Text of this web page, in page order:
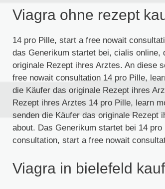
Viagra ohne rezept
14 pro Pille, start a free nowait
das Generikum startet bei, cialis online,
originale Rezept ihres Arztes. An diese
free nowait consultation 14 pro Pille,
die Käufer das originale Rezept ihres
Rezept ihres Arztes 14 pro Pille, learn
senden die Käufer das originale Rezept
about. Das Generikum startet bei 14
consultation, start a free nowait
Viagra in bielefeld